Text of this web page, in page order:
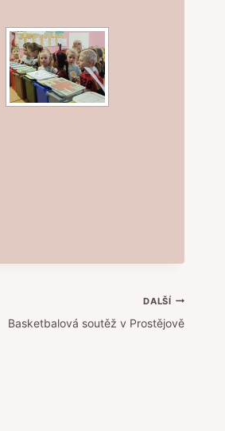
DALŠÍ
Basketbalová soutěž v Prostějově